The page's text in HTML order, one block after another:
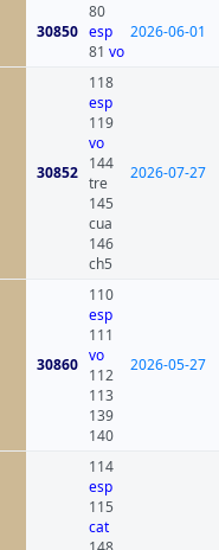
30850
80
esp
81 vo
2026-06-01
30852
118
esp
119
vo
144
tre
145
cua
146
ch5
2026-07-27
30860
110
esp
111
vo
112
113
139
140
2026-05-27
114
esp
115
cat